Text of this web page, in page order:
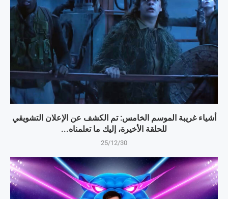
أشياء غريبة الموسم الخامس: تم الكشف عن الإعلان التشويقي
للحلقة الأخيرة، إليك ما تعلمناه...
25/12/30